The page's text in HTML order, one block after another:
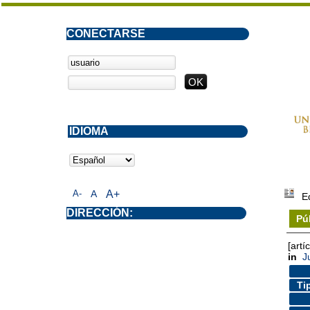
in
A- A A+
CONECTARSE
DIRECCIÓN:
IDIOMA